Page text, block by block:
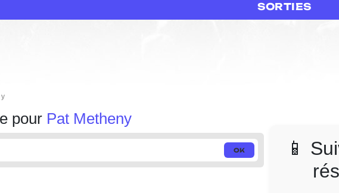
SORTIES
pour Pat Metheny
📱